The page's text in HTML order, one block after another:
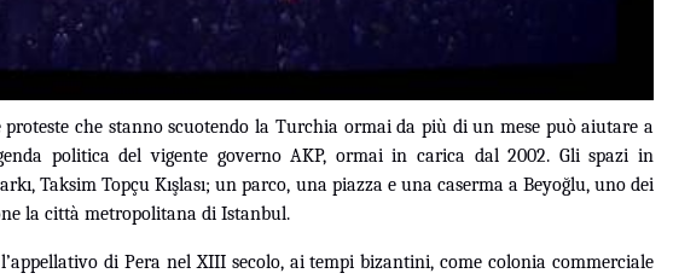
che stanno scuotendo la Turchia ormai da più di un mese può aiutare a
politica del vigente governo AKP, ormai in carica dal 2002. Gli spazi in
Taksim Topçu Kışlası; un parco, una piazza e una caserma a Beyoğlu, uno dei
la città metropolitana di Istanbul.
di Pera nel XIII secolo, ai tempi bizantini, come colonia commerciale